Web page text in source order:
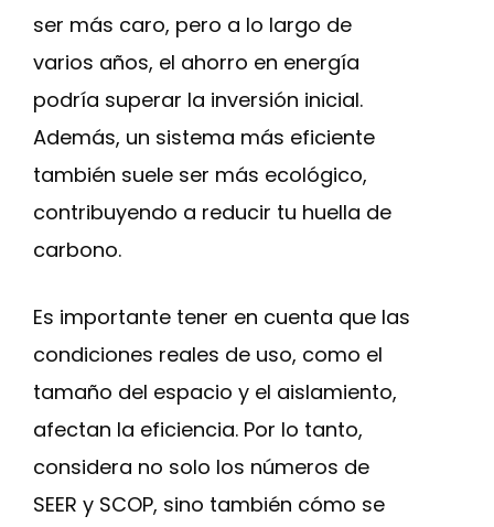
ser más caro, pero a lo largo de
varios años, el ahorro en energía
podría superar la inversión inicial.
Además, un sistema más eficiente
también suele ser más ecológico,
contribuyendo a reducir tu huella de
carbono.
Es importante tener en cuenta que las
condiciones reales de uso, como el
tamaño del espacio y el aislamiento,
afectan la eficiencia. Por lo tanto,
considera no solo los números de
SEER y SCOP, sino también cómo se